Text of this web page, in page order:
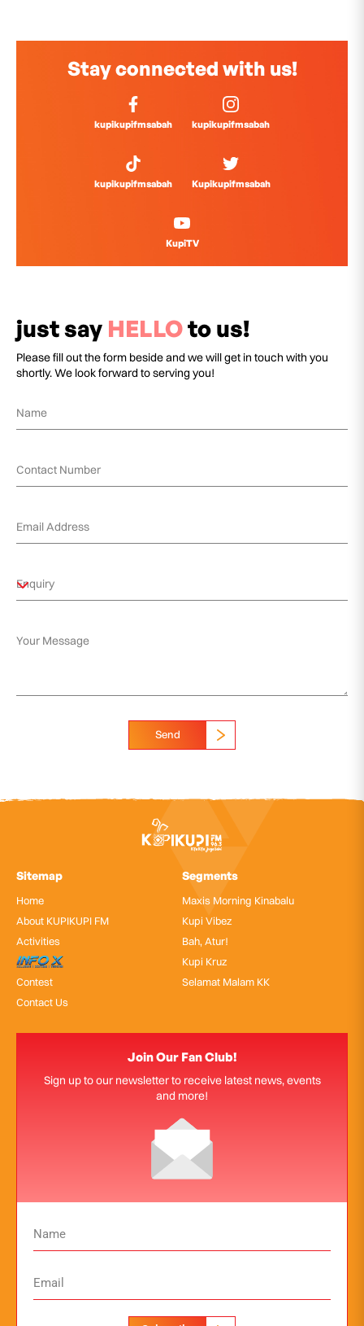
Stay connected with us!
kupikupifmsabah kupikupifmsabah
kupikupifmsabah Kupikupifmsabah
KupiTV
just say HELLOto us!
Please fill out the form beside and we will get in touch with you
shortly. We look forward to serving you!
Send
Sitemap
Home
About KUPIKUPI FM
Activities
InfoX
Contest
Contact Us
Segments
Maxis Morning Kinabalu
Kupi Vibez
Bah, Atur!
Kupi Kruz
Selamat Malam KK
Join Our Fan Club!
Sign up to our newsletter to receive latest news, events
and more!